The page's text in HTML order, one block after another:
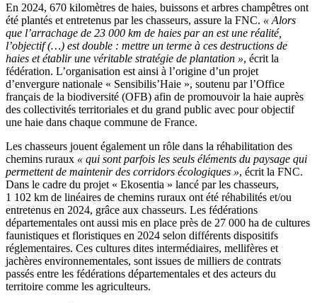
En 2024, 670 kilomètres de haies, buissons et arbres champêtres ont
été plantés et entretenus par les chasseurs, assure la FNC. « Alors
que l’arrachage de 23 000 km de haies par an est une réalité,
l’objectif (…) est double : mettre un terme à ces destructions de
haies et établir une véritable stratégie de plantation », écrit la
fédération. L’organisation est ainsi à l’origine d’un projet
d’envergure nationale « Sensibilis’Haie », soutenu par l’Office
français de la biodiversité (OFB) afin de promouvoir la haie auprès
des collectivités territoriales et du grand public avec pour objectif
une haie dans chaque commune de France.
Les chasseurs jouent également un rôle dans la réhabilitation des
chemins ruraux « qui sont parfois les seuls éléments du paysage qui
permettent de maintenir des corridors écologiques », écrit la FNC.
Dans le cadre du projet « Ekosentia » lancé par les chasseurs,
1 102 km de linéaires de chemins ruraux ont été réhabilités et/ou
entretenus en 2024, grâce aux chasseurs. Les fédérations
départementales ont aussi mis en place près de 27 000 ha de cultures
faunistiques et floristiques en 2024 selon différents dispositifs
réglementaires. Ces cultures dites intermédiaires, mellifères et
jachères environnementales, sont issues de milliers de contrats
passés entre les fédérations départementales et des acteurs du
territoire comme les agriculteurs.